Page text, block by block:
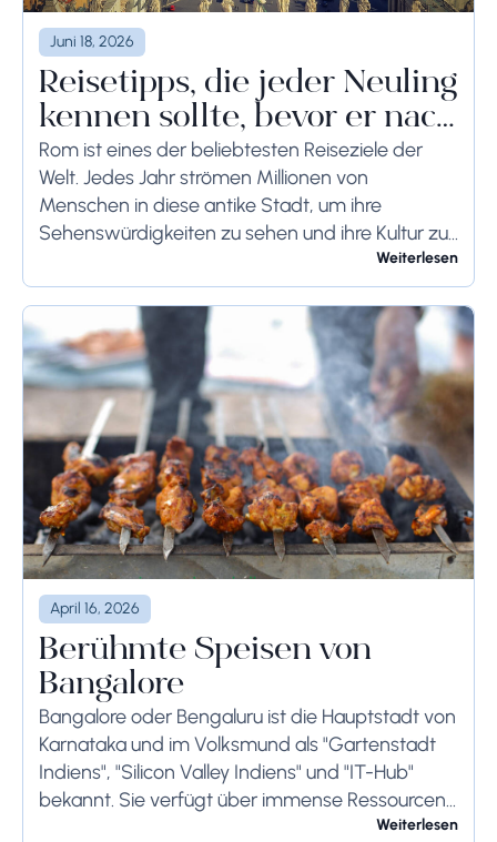
Juni 18, 2026
Reisetipps, die jeder Neuling
kennen sollte, bevor er nach
Rom reist
Rom ist eines der beliebtesten Reiseziele der
Welt. Jedes Jahr strömen Millionen von
Menschen in diese antike Stadt, um ihre
Sehenswürdigkeiten zu sehen und ihre Kultur zu
genießen. Wenn Sie demnächst einen Besuch in
Rom planen,...
Weiterlesen
April 16, 2026
Berühmte Speisen von
Bangalore
Bangalore oder Bengaluru ist die Hauptstadt von
Karnataka und im Volksmund als "Gartenstadt
Indiens", "Silicon Valley Indiens" und "IT-Hub"
bekannt. Sie verfügt über immense Ressourcen
und bietet ihren Bewohnern so viel. Bangalore ist
Weiterlesen